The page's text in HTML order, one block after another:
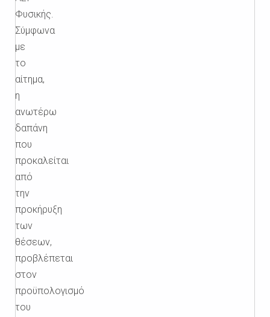
Φυσικής.
Σύμφωνα
με
το
αίτημα,
η
ανωτέρω
δαπάνη
που
προκαλείται
από
την
προκήρυξη
των
θέσεων,
προβλέπεται
στον
προϋπολογισμό
του